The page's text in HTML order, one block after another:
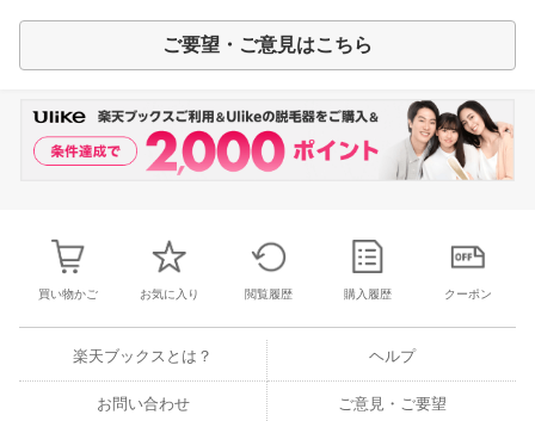
ご要望・ご意見はこちら
買い物かご お気に入り 閲覧履歴 購入履歴 クーポン
楽天ブックスとは？ ヘルプ
お問い合わせ ご意見・ご要望